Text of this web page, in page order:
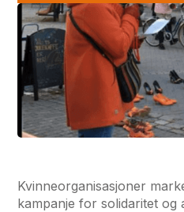
Kvinneorganisasjoner
kampanje for solidaritet og